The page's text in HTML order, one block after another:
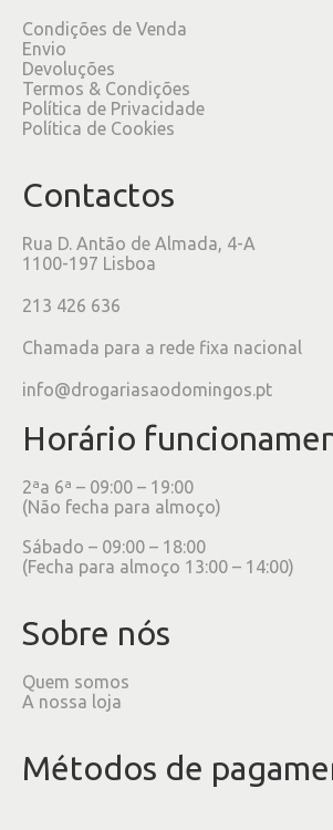
Condições de Venda
Envio
Devoluções
Termos & Condições
Política de Privacidade
Política de Cookies
Contactos
Rua D. Antão de Almada, 4-A
1100-197 Lisboa
213 426 636
Chamada para a rede fixa nacional
info@drogariasaodomingos.pt
Horário
2ªa 6ª – 09:00 – 19:00
(Não fecha para almoço)
Sábado – 09:00 – 18:00
(Fecha para almoço 13:00 – 14:00)
Sobre nós
Quem somos
A nossa loja
Métodos de